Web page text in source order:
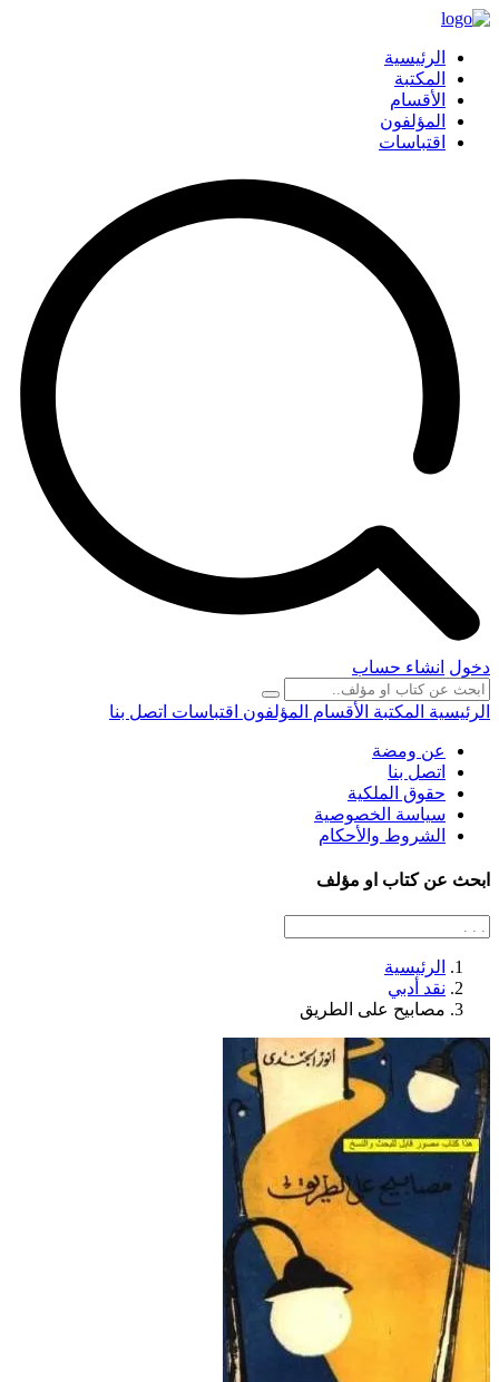
الرئيسية
المكتبة
الأقسام
المؤلفون
اقتباسات
دخول انشاء حساب
الرئيسية المكتبة الأقسام المؤلفون اقتباسات اتصل بنا
عن ومضة
اتصل بنا
حقوق الملكية
سياسة الخصوصية
الشروط والأحكام
ابحث عن كتاب او مؤلف
الرئيسية
نقد أدبي
مصابيح على الطريق